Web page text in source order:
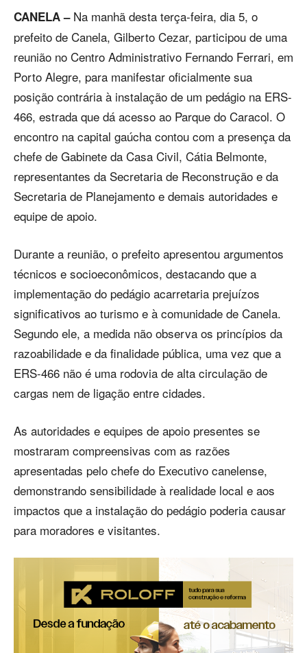
CANELA –Na manhã desta terça-feira, dia 5, o
prefeito de Canela, Gilberto Cezar, participou de uma
reunião no Centro Administrativo Fernando Ferrari, em
Porto Alegre, para manifestar oficialmente sua
posição contrária à instalação de um pedágio na ERS-
466, estrada que dá acesso ao Parque do Caracol. O
encontro na capital gaúcha contou com a presença da
chefe de Gabinete da Casa Civil, Cátia Belmonte,
representantes da Secretaria de Reconstrução e da
Secretaria de Planejamento e demais autoridades e
equipe de apoio.
Durante a reunião, o prefeito apresentou argumentos
técnicos e socioeconômicos, destacando que a
implementação do pedágio acarretaria prejuízos
significativos ao turismo e à comunidade de Canela.
Segundo ele, a medida não observa os princípios da
razoabilidade e da finalidade pública, uma vez que a
ERS-466 não é uma rodovia de alta circulação de
cargas nem de ligação entre cidades.
As autoridades e equipes de apoio presentes se
mostraram compreensivas com as razões
apresentadas pelo chefe do Executivo canelense,
demonstrando sensibilidade à realidade local e aos
impactos que a instalação do pedágio poderia causar
para moradores e visitantes.